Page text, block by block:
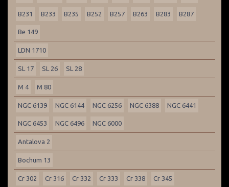
B231 B233 B235 B252 B257 B263 B283 B287
Be 149
LDN 1710
SL 17 SL 26 SL 28
M 4 M 80
NGC 6139 NGC 6144 NGC 6256 NGC 6388 NGC 6441
NGC 6453 NGC 6496 NGC 6000
Antalova 2
Bochum 13
Cr 302 Cr 316 Cr 332 Cr 333 Cr 338 Cr 345